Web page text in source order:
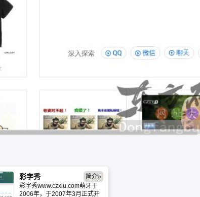
彩字秀
彩字秀www.czxiu.com萌牙于
2006年，于2007年3月正式开
简介»